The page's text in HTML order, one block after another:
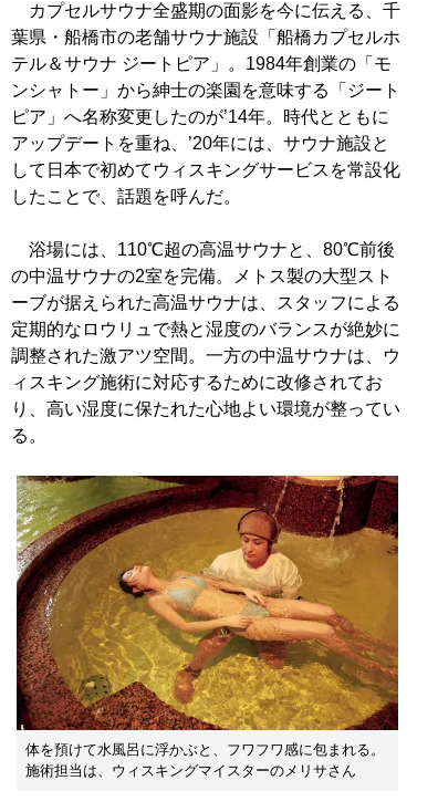
カプセルサウナ全盛期の面影を今に伝える、千
葉県・船橋市の老舗サウナ施設「船橋カプセルホ
テル＆サウナ ジートピア」。1984年創業の「モ
ンシャトー」から紳士の楽園を意味する「ジート
ピア」へ名称変更したのが’14年。時代とともに
アップデートを重ね、’20年には、サウナ施設と
して日本で初めてウィスキングサービスを常設化
したことで、話題を呼んだ。
浴場には、110℃超の高温サウナと、80℃前後
の中温サウナの2室を完備。メトス製の大型スト
ーブが据えられた高温サウナは、スタッフによる
定期的なロウリュで熱と湿度のバランスが絶妙に
調整された激アツ空間。一方の中温サウナは、ウ
ィスキング施術に対応するために改修されてお
り、高い湿度に保たれた心地よい環境が整ってい
る。
体を預けて水風呂に浮かぶと、フワフワ感に包まれる。
施術担当は、ウィスキングマイスターのメリサさん